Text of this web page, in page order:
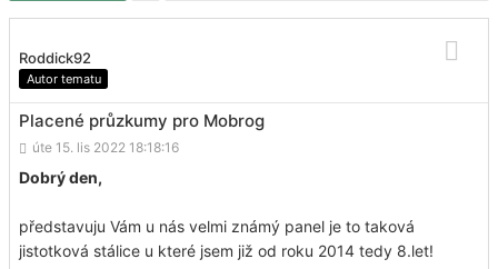
Roddick92
Autor tematu
Placené průzkumy pro Mobrog
úte 15. lis 2022 18:18:16
Dobrý den,
představuju Vám u nás velmi známý panel je to taková
jistotková stálice u které jsem již od roku 2014 tedy 8.let!